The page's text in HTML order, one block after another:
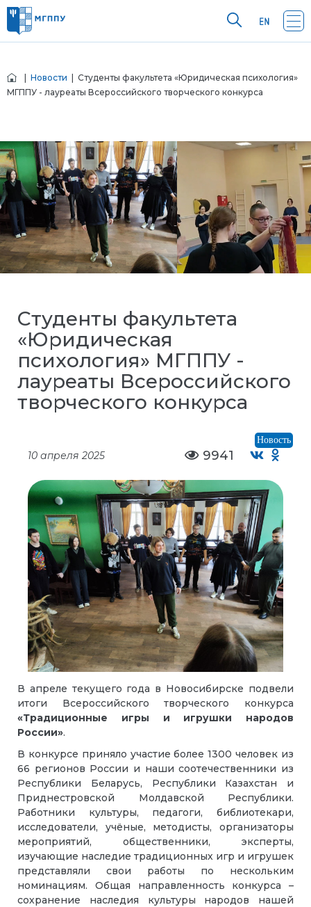
Новости | Студенты факультета «Юридическая психология»
МГППУ - лауреаты Всероссийского творческого конкурса
Студенты факультета
«Юридическая
психология» МГППУ -
лауреаты Всероссийского
творческого конкурса
Новость
10 апреля 2025 9941
В апреле текущего года в Новосибирске подвели
итоги Всероссийского творческого конкурса
«Традиционные игры и игрушки народов
России».
В конкурсе приняло участие более 1300 человек из
66 регионов России и наши соотечественники из
Республики Беларусь, Республики Казахстан и
Приднестровской Молдавской Республики.
Работники культуры, педагоги, библиотекари,
исследователи, учёные, методисты, организаторы
мероприятий, общественники, эксперты,
изучающие наследие традиционных игр и игрушек
представляли свои работы по нескольким
номинациям. Общая направленность конкурса –
сохранение наследия культуры народов нашей